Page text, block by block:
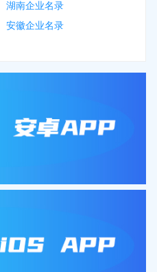
湖南企业名录
安徽企业名录